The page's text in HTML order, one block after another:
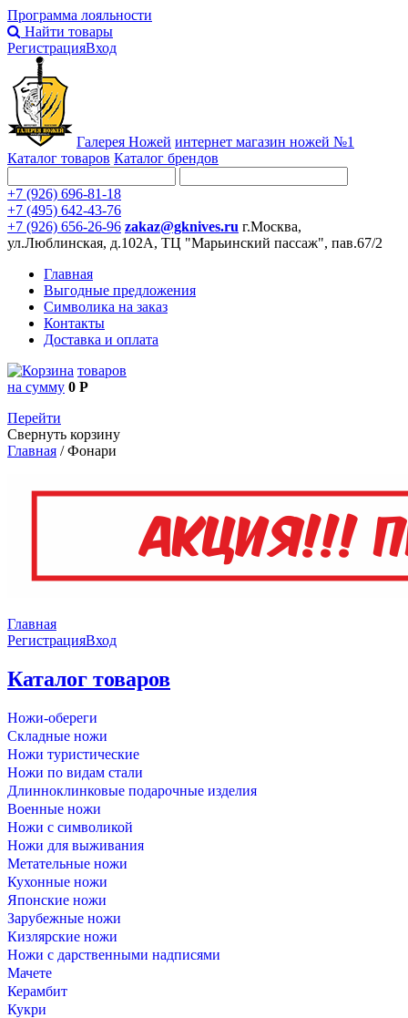
Программа лояльности
Найти товары
РегистрацияВход
Галерея Ножей интернет магазин ножей №1
Каталог товаров Каталог брендов
+7 (926) 696-81-18
+7 (495) 642-43-76
+7 (926) 656-26-96 zakaz@gknives.ru г.Москва,
ул.Люблинская, д.102А, ТЦ "Марьинский пассаж", пав.67/2
Главная
Выгодные предложения
Символика на заказ
Контакты
Доставка и оплата
товаров
на сумму 0 Р
Перейти
Свернуть корзину
Главная /Фонари
Главная
РегистрацияВход
Каталог товаров
Ножи-обереги
Складные ножи
Ножи туристические
Ножи по видам стали
Длинноклинковые подарочные изделия
Военные ножи
Ножи с символикой
Ножи для выживания
Метательные ножи
Кухонные ножи
Японские ножи
Зарубежные ножи
Кизлярские ножи
Ножи с дарственными надписями
Мачете
Керамбит
Кукри